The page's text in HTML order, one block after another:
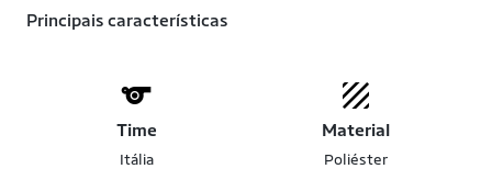
Principais características
Time
Itália
Material
Poliéster